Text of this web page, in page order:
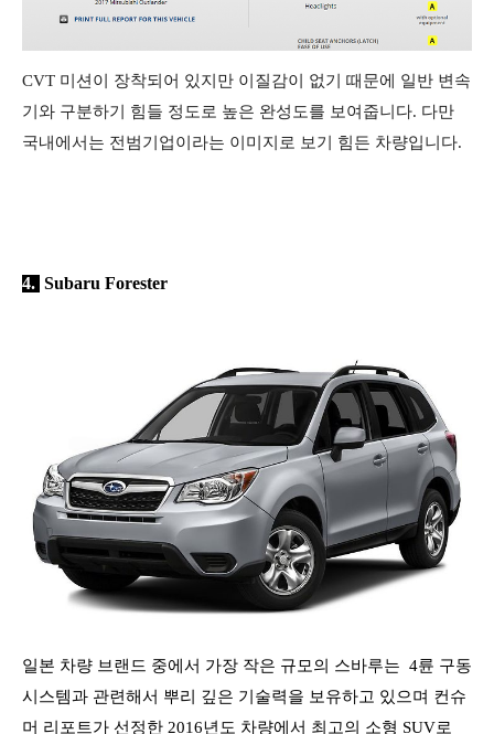
CVT 미션이 장착되어 있지만 이질감이 없기 때문에 일반 변속
기와 구분하기 힘들 정도로 높은 완성도를 보여줍니다. 다만
국내에서는 전범기업이라는 이미지로 보기 힘든 차량입니다.
4. Subaru Forester
일본 차량 브랜드 중에서 가장 작은 규모의 스바루는 4륜 구동
시스템과 관련해서 뿌리 깊은 기술력을 보유하고 있으며 컨슈
머 리포트가 선정한 2016년도 차량에서 최고의 소형 SUV로